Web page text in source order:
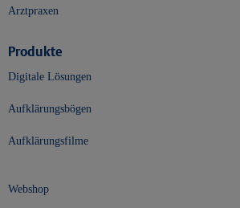
Arztpraxen
Produkte
Digitale Lösungen
Aufklärungsbögen
Aufklärungsfilme
Webshop